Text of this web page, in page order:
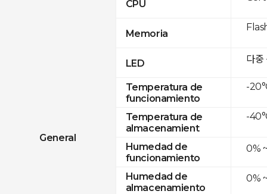
General
CPU
Memoria
LED
Temperatura de
funcionamiento
Temperatura de
almacenamient
Humedad de
funcionamiento
Humedad de
almacenamiento
다중
-
-
0%
0%